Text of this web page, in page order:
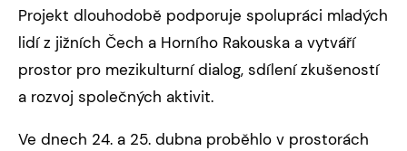
Projekt dlouhodobě podporuje spolupráci mladých
lidí z jižních Čech a Horního Rakouska a vytváří
prostor pro mezikulturní dialog, sdílení zkušeností
a rozvoj společných aktivit.
Ve dnech 24. a 25. dubna proběhlo v prostorách